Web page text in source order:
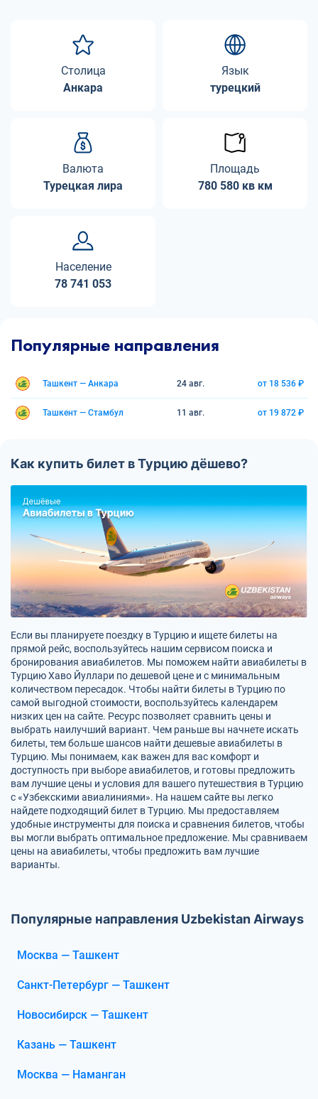
Столица
Анкара
Язык
турецкий
Валюта
Турецкая лира
Площадь
780 580 кв км
Население
78 741 053
Популярные направления
Ташкент — Анкара 24 авг. от 18 536 ₽
Ташкент — Стамбул 11 авг. от 19 872 ₽
Как купить билет в Турцию дёшево?
Если вы планируете поездку в Турцию и ищете билеты на
прямой рейс, воспользуйтесь нашим сервисом поиска и
бронирования авиабилетов. Мы поможем найти авиабилеты в
Турцию Хаво Йуллари по дешевой цене и с минимальным
количеством пересадок. Чтобы найти билеты в Турцию по
самой выгодной стоимости, воспользуйтесь календарем
низких цен на сайте. Ресурс позволяет сравнить цены и
выбрать наилучший вариант. Чем раньше вы начнете искать
билеты, тем больше шансов найти дешевые авиабилеты в
Турцию. Мы понимаем, как важен для вас комфорт и
доступность при выборе авиабилетов, и готовы предложить
вам лучшие цены и условия для вашего путешествия в Турцию
с «Узбекскими авиалиниями». На нашем сайте вы легко
найдете подходящий билет в Турцию. Мы предоставляем
удобные инструменты для поиска и сравнения билетов, чтобы
вы могли выбрать оптимальное предложение. Мы сравниваем
цены на авиабилеты, чтобы предложить вам лучшие
варианты.
Популярные направления Uzbekistan Airways
Москва — Ташкент
Санкт-Петербург — Ташкент
Новосибирск — Ташкент
Казань — Ташкент
Москва — Наманган